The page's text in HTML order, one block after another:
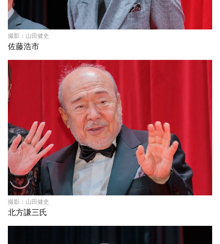
撮影：山田健史
佐藤浩市
撮影：山田健史
北方謙三氏